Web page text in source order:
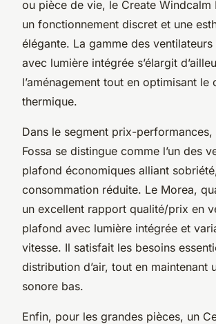
ou pièce de vie, le Create Windcalm
un fonctionnement discret et une
élégante. La gamme des
avec lumière intégrée s’élargit
l’aménagement tout en optimisant le
thermique.
Dans le segment prix-
Fossa se distingue comme l’un des
plafond économiques alliant
consommation réduite. Le Morea,
un excellent rapport qualité/prix en
plafond avec lumière intégrée et
vitesse. Il satisfait les besoins
distribution d’air, tout en maintenant
sonore bas.
Enfin, pour les grandes pièces, un